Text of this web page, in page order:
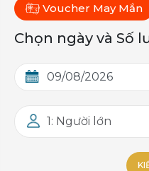
Voucher May Mắn
Chọn ngày và Số
1: Người lớn